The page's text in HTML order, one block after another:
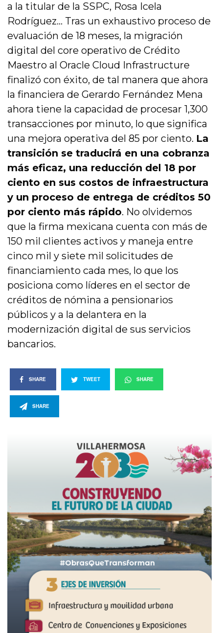
a la titular de la SSPC, Rosa Icela
Rodríguez… Tras un exhaustivo proceso de
evaluación de 18 meses, la migración
digital del core operativo de Crédito
Maestro al Oracle Cloud Infrastructure
finalizó con éxito, de tal manera que ahora
la financiera de Gerardo Fernández Mena
ahora tiene la capacidad de procesar 1,300
transacciones por minuto, lo que significa
una mejora operativa del 85 por ciento. La
transición se traducirá en una cobranza
más eficaz, una reducción del 18 por
ciento en sus costos de infraestructura
y un proceso de entrega de créditos 50
por ciento más rápido. No olvidemos
que la firma mexicana cuenta con más de
150 mil clientes activos y maneja entre
cinco mil y siete mil solicitudes de
financiamiento cada mes, lo que los
posiciona como líderes en el sector de
créditos de nómina a pensionarios
públicos y a la delantera en la
modernización digital de sus servicios
bancarios.
SHARE TWEET SHARE
SHARE